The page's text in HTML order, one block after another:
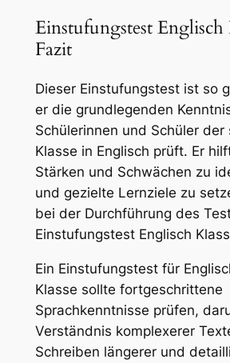
Einstufungstest Englisch
Fazit
Dieser Einstufungstest ist so
er die grundlegenden
Schülerinnen und Schüler der
Klasse in Englisch prüft. Er
Stärken und Schwächen zu
und gezielte Lernziele zu
bei der Durchführung des
Einstufungstest Englisch
Ein Einstufungstest für
Klasse sollte fortgeschrittene
Sprachkenntnisse prüfen,
Verständnis komplexerer
Schreiben längerer und